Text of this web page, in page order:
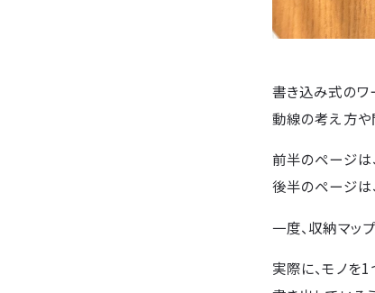
書き込み式のワ
動線の考え方や
前半のページは
後半のページは
一度、収納マッ
実際に、モノを